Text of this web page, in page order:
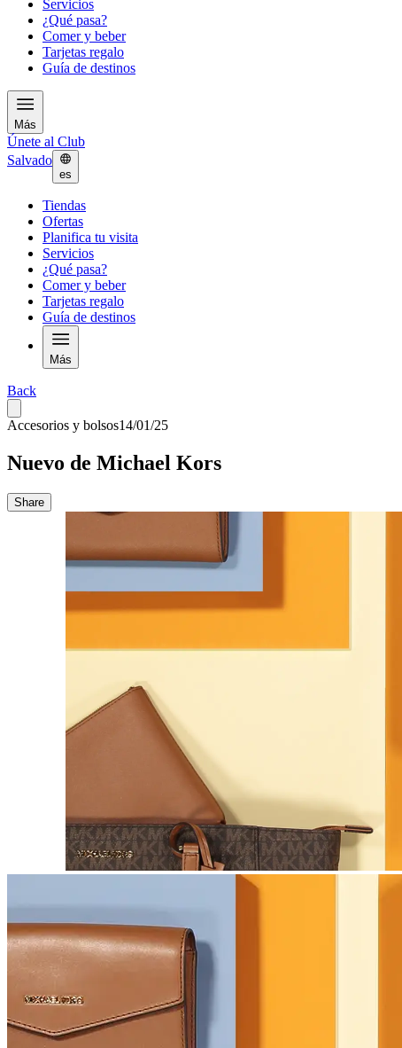
Servicios
¿Qué pasa?
Comer y beber
Tarjetas regalo
Guía de destinos
Más
Únete al Club
Salvado
es
Tiendas
Ofertas
Planifica tu visita
Servicios
¿Qué pasa?
Comer y beber
Tarjetas regalo
Guía de destinos
Más
Back
Accesorios y bolsos14/01/25
Nuevo de Michael Kors
Share